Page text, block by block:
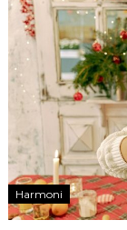
Harmoni